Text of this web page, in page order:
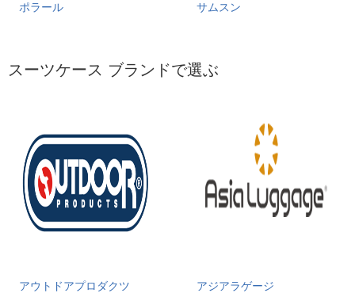
ポラール サムスン
スーツケース ブランドで選ぶ
アウトドアプロダクツ アジアラゲージ